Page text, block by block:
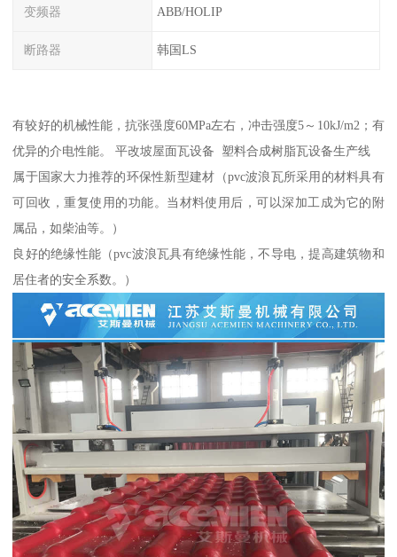
变频器 ABB/HOLIP
断路器 韩国LS
有较好的机械性能，抗张强度60MPa左右，冲击强度5～10kJ/m2；有
优异的介电性能。 平改坡屋面瓦设备 塑料合成树脂瓦设备生产线
属于国家大力推荐的环保性新型建材（pvc波浪瓦所采用的材料具有
可回收，重复使用的功能。当材料使用后，可以深加工成为它的附
属品，如柴油等。）
良好的绝缘性能（pvc波浪瓦具有绝缘性能，不导电，提高建筑物和
居住者的安全系数。）